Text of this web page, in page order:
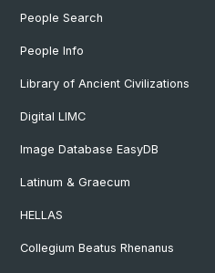
People Search
People Info
Library of Ancient Civilizations
Digital LIMC
Image Database EasyDB
Latinum & Graecum
HELLAS
Collegium Beatus Rhenanus